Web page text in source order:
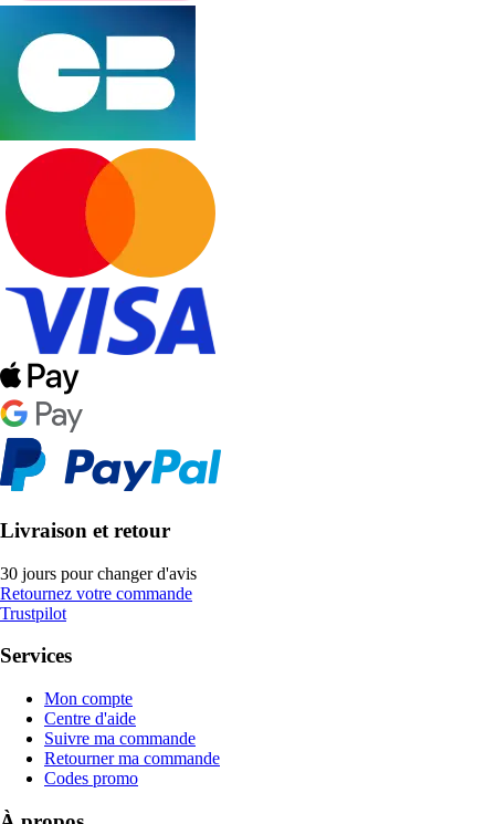
Livraison et retour
30 jours pour changer d'avis
Retournez votre commande
Trustpilot
Services
Mon compte
Centre d'aide
Suivre ma commande
Retourner ma commande
Codes promo